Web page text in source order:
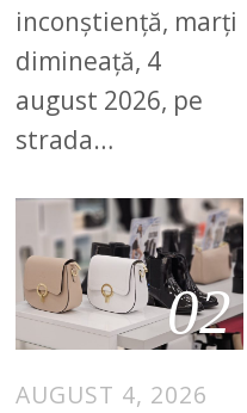
inconștiență, marți
dimineață, 4
august 2026, pe
strada…
02
AUGUST 4, 2026